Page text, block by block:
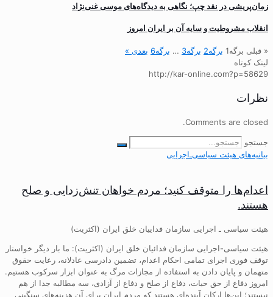
زمان‌پریشی در نقد چپ؛ نگاهی به دیدگاه‌های موسی غنی‌نژاد
انقلاب مشروطیت و سایه آن بر ایران امروز
« قبلی برگه1 برگه2 برگه3
… برگه6 بعدی »
لینک کوتاه
http://kar-online.com?p=58629
نظرات
Comments are closed.
جستجو
بیانیه‌های هیئت‌ سیاسی‌ـ‌اجرایی
اعدام‌ها را متوقف کنید؛ مردم خواهان تنش‌زدایی و صلح
هستند.
هیئت سیاسی ـ اجرایی سازمان فداییان خلق ایران (اکثریت)
هیئت سیاسی-اجرایی سازمان فدائیان خلق ایران (اکثریت): ما بار دیگر خواستار
توقف فوری اجرای تمامی احکام اعدام، تضمین دادرسی عادلانه، رعایت حقوق
متهمان و پایان دادن به استفاده از مجازات مرگ به عنوان ابزار سرکوب هستیم.
امروز دفاع از حق حیات، دفاع از صلح و دفاع از آزادی، سه مطالبه جدا از هم
نیستند؛ این‌ها ارکان آینده‌ای هستند که مردم ایران برای آن هزینه‌های سنگینی